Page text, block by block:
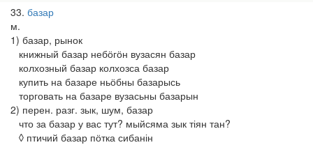
33 базар
м.
1) базар, рынок
книжный базар небӧгӧн вузасян базар
колхозный базар колхозса базар
купить на базаре ньӧбны базарысь
торговать на базаре вузасьны базарын
2) перен. разг. зык, шум, базар
что за базар у вас тут? мыйсяма зык тіян тан?
◊ птичий базар пӧтка сибанін